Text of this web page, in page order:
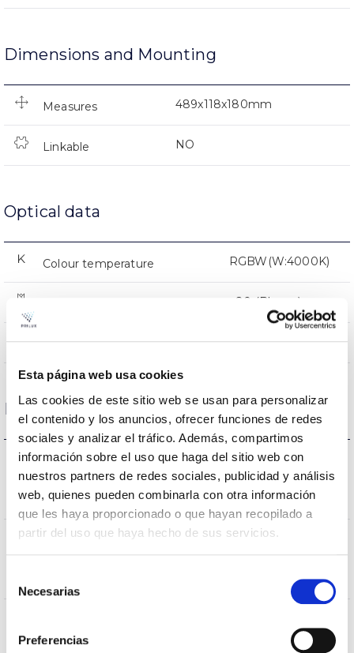
Esta página web usa cookies
Las cookies de este sitio web se usan para personalizar
el contenido y los anuncios, ofrecer funciones de redes
sociales y analizar el tráfico. Además, compartimos
información sobre el uso que haga del sitio web con
nuestros partners de redes sociales, publicidad y análisis
web, quienes pueden combinarla con otra información
que les haya proporcionado o que hayan recopilado a
partir del uso que haya hecho de sus servicios.
Necesarias
Preferencias
Dimensions and Mounting
Measures 489x118x180mm
Linkable NO
Optical data
Colour temperature RGBW(W:4000K)
>80 (Blanco)
Optical PEXL0M
Housing and Finish
IK
Impact
resistance
IK10
IP
color